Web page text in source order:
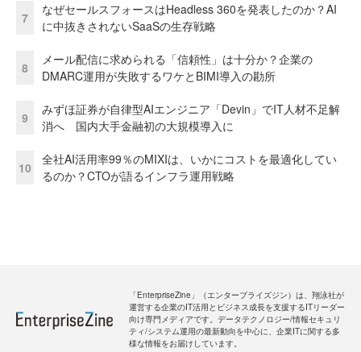
7
なぜセールスフォースはHeadless 360を発表したのか？AI
に中抜きされないSaaSの生存戦略
8
メール配信に求められる「信頼性」は十分か？企業の
DMARC運用が失敗するワケとBIMI導入の勘所
9
みずほ証券が自律型AIエンジニア「Devin」でIT人材不足解
消へ 国内大手金融初の大規模導入に
10
全社AI活用率99％のMIXIは、いかにコストを最適化してい
るのか？CTOが語るインフラ運用戦略
「EnterpriseZine」（エンタープライズジン）は、翔泳社が
運営する企業のIT活用とビジネス成長を支援するITリーダー
向け専門メディアです。データテクノロジー/情報セキュリ
ティ/システム運用の最新動向を中心に、企業ITに関する多
様な情報をお届けしています。